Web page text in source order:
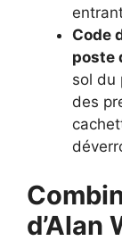
Code
poste
sol du
des
d’Alan